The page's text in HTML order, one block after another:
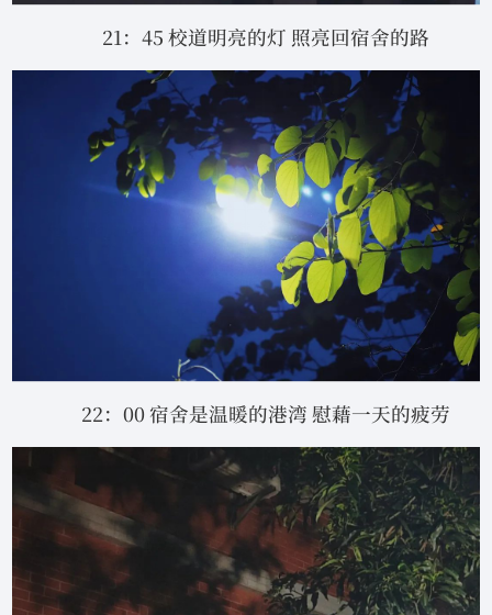
21：45 校道明亮的灯 照亮回宿舍的路
22：00 宿舍是温暖的港湾 慰藉一天的疲劳